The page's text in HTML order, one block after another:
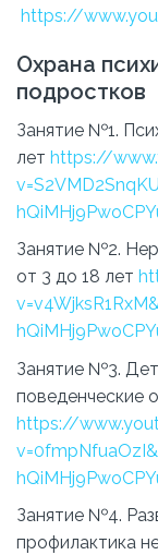
https://
Охрана
подростков
Занятие №1.
лет https://
Занятие №2.
от 3 до 18 лет
Занятие №3.
поведенческие
https://
Занятие №4.
профилактика